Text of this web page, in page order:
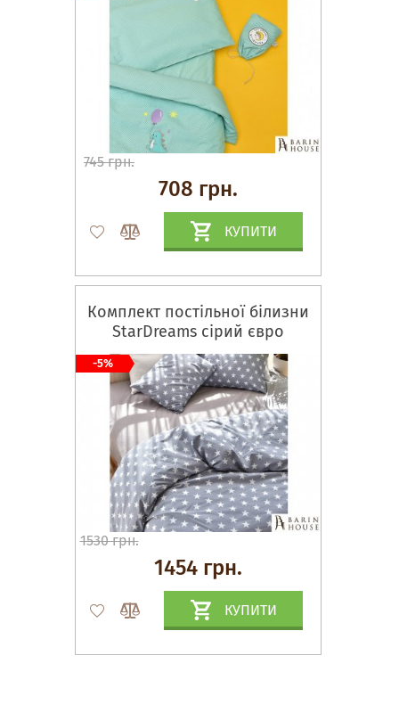
745 грн.
708 грн.
КУПИТИ
Комплект постільної білизни
StarDreams сірий євро
1530 грн.
1454 грн.
КУПИТИ
-5%